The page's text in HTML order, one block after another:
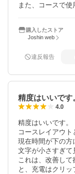
また、コースで使
購入したストア
Joshin web
違反報告
精度はいいで
4.0
精度はいいです。
コースレイアウト
現在時間が下の方
文字が小さすぎて
これは、改善して
と、充電はクリ